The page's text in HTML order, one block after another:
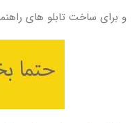
و برای ساخت تابلو های